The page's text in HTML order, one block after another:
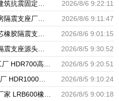
高阻尼叠层橡胶支座什么价格 建筑抗震固定支座 隔震支座LRB900厂家
2026/8/6 9:22:11
建筑橡胶减振支座源头工厂 楼房隔震支座厂商生产厂家 建筑减隔震支座
2026/8/6 9:11:47
房屋隔震支座生产厂家 建筑铅芯橡胶隔震支座商家厂家 建筑矩形HDR高阻尼隔震支座
2026/8/6 9:01:15
建筑减震支座 预制高阻尼橡胶隔震支座源头工厂 橡胶型隔震支座生产厂家
2026/8/5 9:30:52
高阻尼圆形橡胶隔震支座源头工厂 HDR700高阻尼橡胶支座生产厂家 钢结构建筑支座生产厂家
2026/8/5 9:20:51